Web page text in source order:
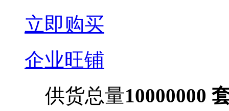
立即购买
企业旺铺
供货总量10000000